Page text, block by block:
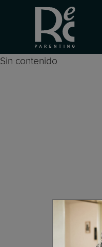
Sin contenido